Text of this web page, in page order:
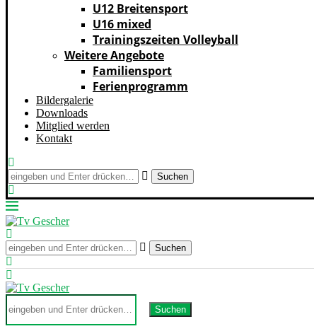
U12 Breitensport
U16 mixed
Trainingszeiten Volleyball
Weitere Angebote
Familiensport
Ferienprogramm
Bildergalerie
Downloads
Mitglied werden
Kontakt
Suchen
Suchen
Suchen